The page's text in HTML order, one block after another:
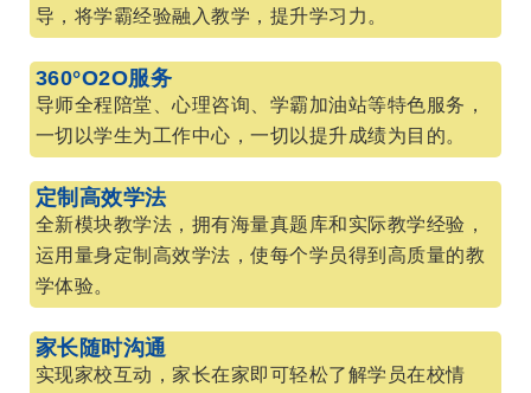
导，将学霸经验融入教学，提升学习力。
360°O2O服务
导师全程陪堂、心理咨询、学霸加油站等特色服务，
一切以学生为工作中心，一切以提升成绩为目的。
定制高效学法
全新模块教学法，拥有海量真题库和实际教学经验，
运用量身定制高效学法，使每个学员得到高质量的教
学体验。
家长随时沟通
实现家校互动，家长在家即可轻松了解学员在校情